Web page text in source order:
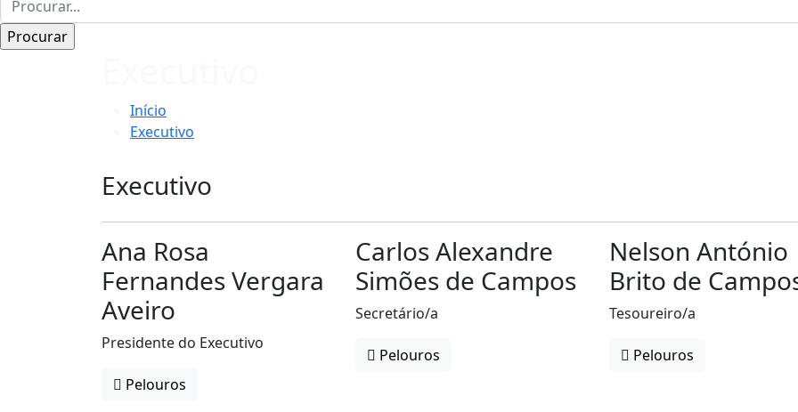
Início
Executivo
Executivo
Ana Rosa
Fernandes Vergara
Aveiro
Presidente do Executivo
Pelouros
Carlos Alexandre
Simões de Campos
Secretário/a
Pelouros
Nelson António
Brito de
Tesoureiro/a
Pelouros